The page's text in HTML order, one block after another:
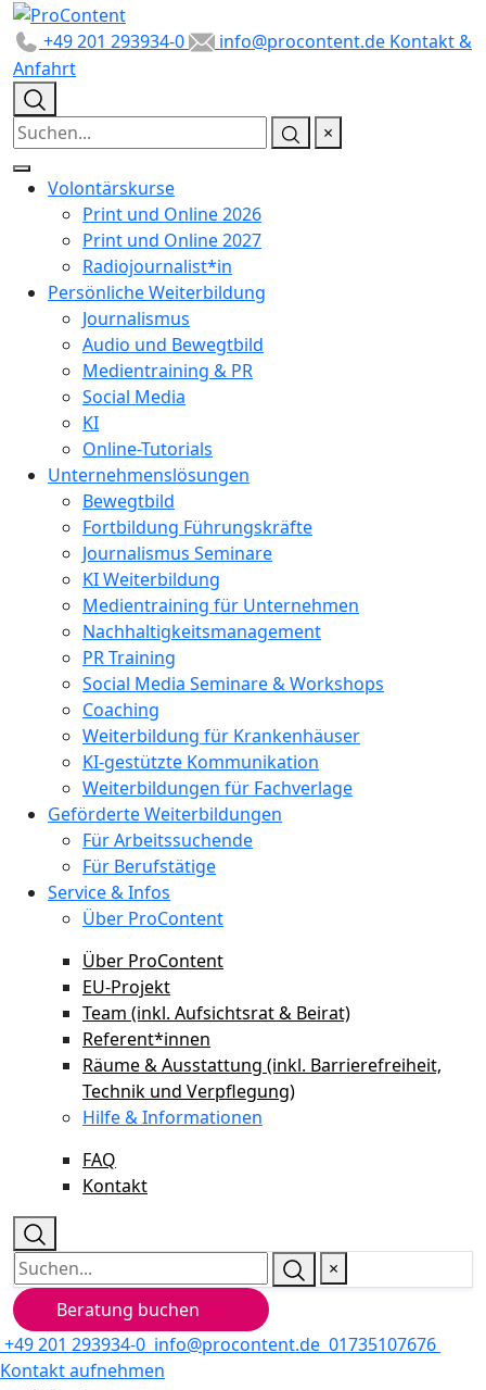
+49 201 293934-0 info@procontent.de Kontakt &
Anfahrt
×
Volontärskurse
Print und Online 2026
Print und Online 2027
Radiojournalist*in
Persönliche Weiterbildung
Journalismus
Audio und Bewegtbild
Medientraining & PR
Social Media
KI
Online-Tutorials
Unternehmenslösungen
Bewegtbild
Fortbildung Führungskräfte
Journalismus Seminare
KI Weiterbildung
Medientraining für Unternehmen
Nachhaltigkeitsmanagement
PR Training
Social Media Seminare & Workshops
Coaching
Weiterbildung für Krankenhäuser
KI-gestützte Kommunikation
Weiterbildungen für Fachverlage
Geförderte Weiterbildungen
Für Arbeitssuchende
Für Berufstätige
Service & Infos
Über ProContent
Über ProContent
EU-Projekt
Team (inkl. Aufsichtsrat & Beirat)
Referent*innen
Räume & Ausstattung (inkl. Barrierefreiheit,
Technik und Verpflegung)
Hilfe & Informationen
FAQ
Kontakt
×
Beratung buchen
+49 201 293934-0 info@procontent.de 01735107676
Kontakt aufnehmen